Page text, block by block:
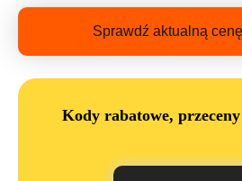
Sprawdź aktualną
Kody rabatowe,